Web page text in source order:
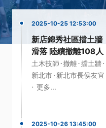
2025-10-25 12:53:00
新店錦秀社區擋土牆
滑落 陸續撤離108人
土木技師 ·撤離·擋土牆·
新北市· 新北市長侯友宜
· 更多...
2025-10-26 13:45:00